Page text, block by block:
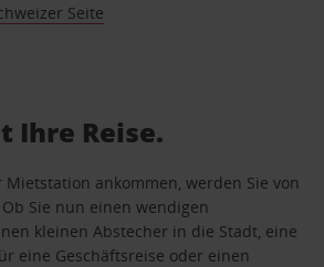
Seite
Ihre Reise.
Mietstation ankommen, werden Sie von
Sie nun einen wendigen
kleinen Abstecher in die Stadt, eine
eine Geschäftsreise oder einen